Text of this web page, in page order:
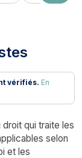
vérifiés. En
qui traite les
selon
et les